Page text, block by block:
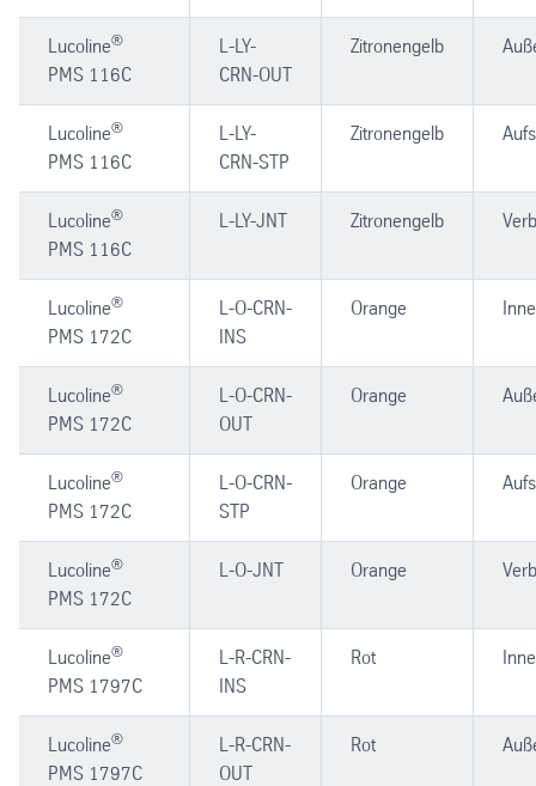
Lucoline®
PMS 116C
L-LY-
CRN-OUT
Zitronengelb
Lucoline®
PMS 116C
L-LY-
CRN-STP
Zitronengelb
Lucoline®
PMS 116C
L-LY-JNT Zitronengelb
Lucoline®
PMS 172C
L-O-CRN-
INS
Orange
Lucoline®
PMS 172C
L-O-CRN-
OUT
Orange
Lucoline®
PMS 172C
L-O-CRN-
STP
Orange
Lucoline®
PMS 172C
L-O-JNT Orange
Lucoline®
PMS 1797C
L-R-CRN-
INS
Rot
Lucoline®
PMS 1797C
L-R-CRN-
OUT
Rot